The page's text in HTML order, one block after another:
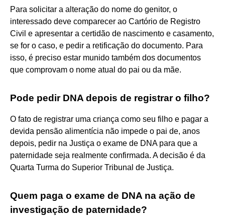
Para solicitar a alteração do nome do genitor, o
interessado deve comparecer ao Cartório de Registro
Civil e apresentar a certidão de nascimento e casamento,
se for o caso, e pedir a retificação do documento. Para
isso, é preciso estar munido também dos documentos
que comprovam o nome atual do pai ou da mãe.
Pode pedir DNA depois de registrar o filho?
O fato de registrar uma criança como seu filho e pagar a
devida pensão alimentícia não impede o pai de, anos
depois, pedir na Justiça o exame de DNA para que a
paternidade seja realmente confirmada. A decisão é da
Quarta Turma do Superior Tribunal de Justiça.
Quem paga o exame de DNA na ação de
investigação de paternidade?